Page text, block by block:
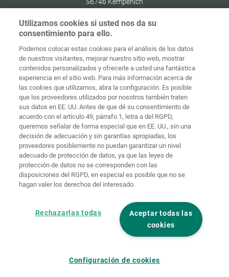
Inicio Contacto Aviso legal
Protección de
datos
Términos y
condiciones
generales
Políticas de
cookies Iniciar sesión
Declaración
accesibilidad
Ajustes de cookies
Utilizamos cookies si usted nos da su
consentimiento para ello.
Podemos colocar estas cookies para el análisis de los datos
de nuestros visitantes, mejorar nuestro sitio web, mostrar
contenidos personalizados y ofrecerle a usted una fantástica
experiencia en el sitio web. Para más información acerca de
las cookies que utilizamos, abra la configuración. Es posible
que los proveedores utilizados por nosotros también traten
sus datos en EE. UU. Antes de que dé su consentimiento de
acuerdo con el artículo 49, párrafo 1, letra a del RGPD,
queremos señalar de forma especial que en EE. UU., sin una
decisión de adecuación y sin garantías apropiadas, los
proveedores posiblemente no puedan garantizar un nivel
adecuado de protección de datos, ya que las leyes de
protección de datos no se corresponden con las
disposiciones del RGPD, en especial es posible que no se
hagan valer los derechos del interesado.
Aceptar todas las
cookies
Rechazarlas todas
Configuración de cookies